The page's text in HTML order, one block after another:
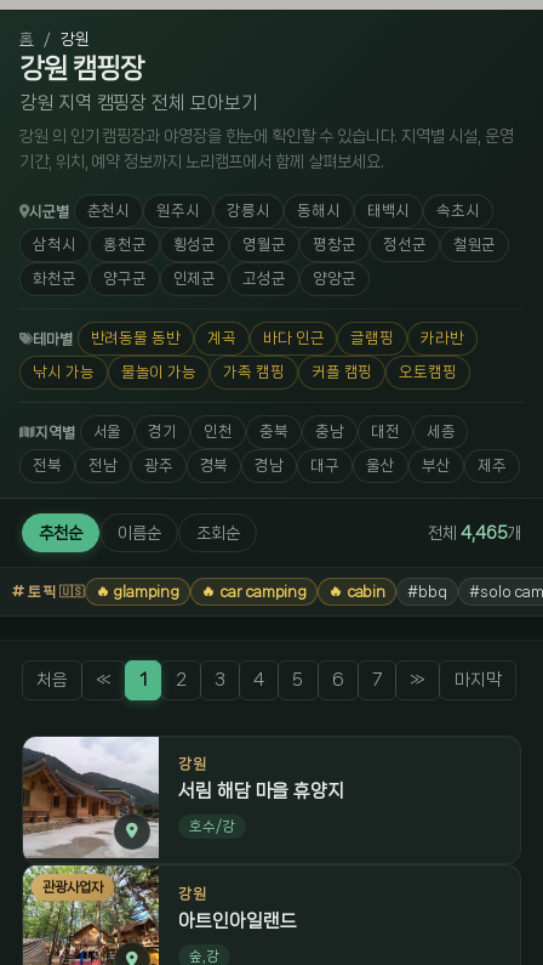
홈 강원
강원 캠핑장
강원 지역 캠핑장 전체 모아보기
강원 의 인기 캠핑장과 야영장을 한눈에 확인할 수 있습니다. 지역별 시설, 운영
기간, 위치, 예약 정보까지 노리캠프에서 함께 살펴보세요.
시군별 춘천시 원주시 강릉시 동해시 태백시 속초시
삼척시 홍천군 횡성군 영월군 평창군 정선군 철원군
화천군 양구군 인제군 고성군 양양군
테마별 반려동물 동반 계곡 바다 인근 글램핑 카라반
낚시 가능 물놀이 가능 가족 캠핑 커플 캠핑 오토캠핑
지역별 서울 경기 인천 충북 충남 대전 세종
전북 전남 광주 경북 경남 대구 울산 부산 제주
추천순 이름순 조회순 전체 4,465개
토픽🇺🇸 🔥 glamping 🔥 car camping 🔥 cabin #bbq #solo
처음 « 1 2 3 4 5 6 7 » 마지막
강원
서림 해담 마을 휴양지
호수/강
관광사업자 강원
아트인아일랜드
숲,강